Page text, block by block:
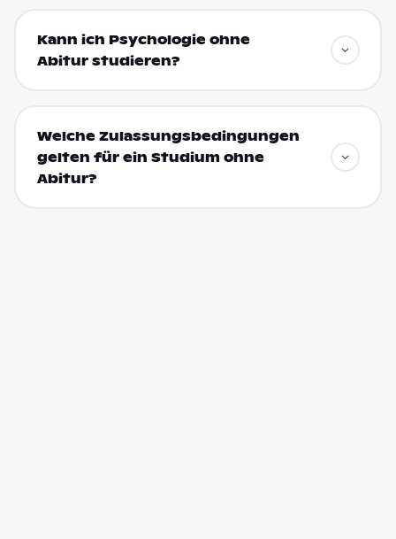
Kann ich Psychologie ohne
Abitur studieren?
Welche Zulassungsbedingungen
gelten für ein Studium ohne
Abitur?